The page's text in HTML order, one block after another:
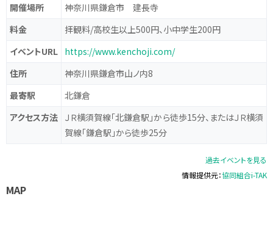
開催場所
神奈川県鎌倉市 建長寺
料金
拝観料/高校生以上500円、小中学生200円
イベントURL https://www.kenchoji.com/
住所
神奈川県鎌倉市山ノ内8
最寄駅
北鎌倉
アクセス方法 ＪＲ横須賀線「北鎌倉駅」から徒歩15分、またはＪＲ横須
賀線「鎌倉駅」から徒歩25分
過去イベントを見る
情報提供元：協同組合i-TAK
MAP